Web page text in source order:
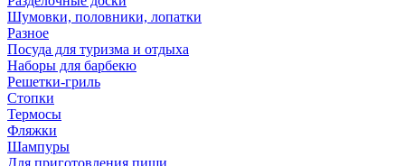
Шумовки, половники, лопатки
Разное
Посуда для туризма и отдыха
Наборы для барбекю
Решетки-гриль
Стопки
Термосы
Фляжки
Шампуры